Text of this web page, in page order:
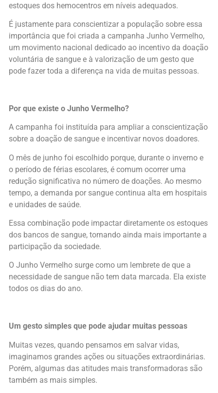
estoques dos hemocentros em níveis adequados.
É justamente para conscientizar a população sobre essa
importância que foi criada a campanha Junho Vermelho,
um movimento nacional dedicado ao incentivo da doação
voluntária de sangue e à valorização de um gesto que
pode fazer toda a diferença na vida de muitas pessoas.
Por que existe o Junho Vermelho?
A campanha foi instituída para ampliar a conscientização
sobre a doação de sangue e incentivar novos doadores.
O mês de junho foi escolhido porque, durante o inverno e
o período de férias escolares, é comum ocorrer uma
redução significativa no número de doações. Ao mesmo
tempo, a demanda por sangue continua alta em hospitais
e unidades de saúde.
Essa combinação pode impactar diretamente os estoques
dos bancos de sangue, tornando ainda mais importante a
participação da sociedade.
O Junho Vermelho surge como um lembrete de que a
necessidade de sangue não tem data marcada. Ela existe
todos os dias do ano.
Um gesto simples que pode ajudar muitas pessoas
Muitas vezes, quando pensamos em salvar vidas,
imaginamos grandes ações ou situações extraordinárias.
Porém, algumas das atitudes mais transformadoras são
também as mais simples.